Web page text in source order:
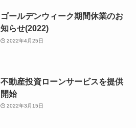
ゴールデンウィーク期間休業のお
知らせ(2022)
2022年4月25日
不動産投資ローンサービスを提供
開始
2022年3月15日